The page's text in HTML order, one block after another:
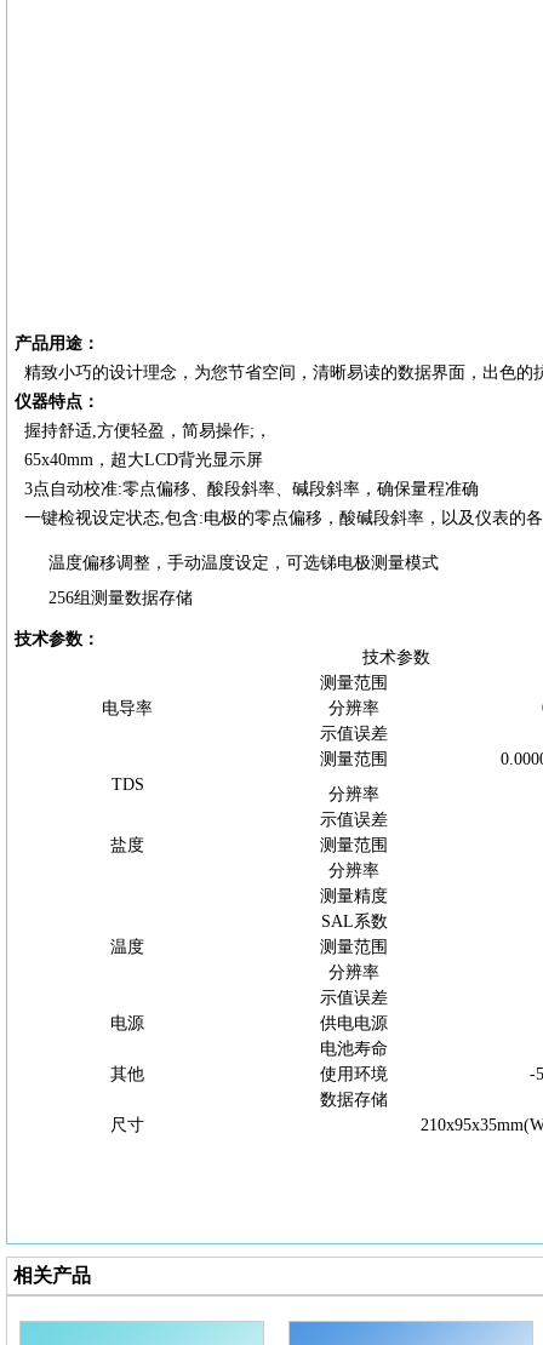
产品用途：
精致小巧的设计理念，为您节省空间，清晰易读的数据界面，出色的
仪器特点：
握持舒适,方便轻盈，简易操作;，
65x40mm，超大LCD背光显示屏
3点自动校准:零点偏移、酸段斜率、碱段斜率，确保量程准确
一键检视设定状态,包含:电极的零点偏移，酸碱段斜率，以及仪表的
温度偏移调整，手动温度设定，可选锑电极测量模式
256组测量数据存储
技术参数：
技术参数
电导率
测量范围
分辨率
示值误差
TDS
测量范围
分辨率
示值误差
盐度
测量范围
分辨率
测量精度
SAL系数
温度
测量范围
分辨率
示值误差
电源
供电电源
电池寿命
其他
使用环境
-
数据存储
尺寸
相关产品